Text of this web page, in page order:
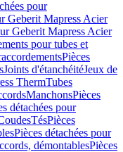
pour
Geberit Mapress Acier
Geberit Mapress Acier
pour tubes et
Pièces
Joints d'étanchéitéJeux de
ThermTubes
ManchonsPièces
détachées pour
TésPièces
Pièces détachées pour
démontablesPièces